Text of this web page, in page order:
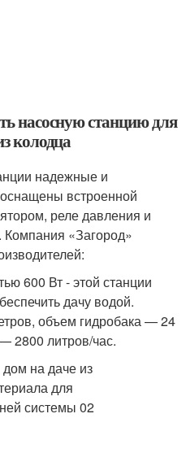
насосную станцию для
колодца
надежные и
встроенной
реле давления и
Компания «Загород»
600 Вт - этой станции
дачу водой.
объем гидробака — 24
2800 литров/час.